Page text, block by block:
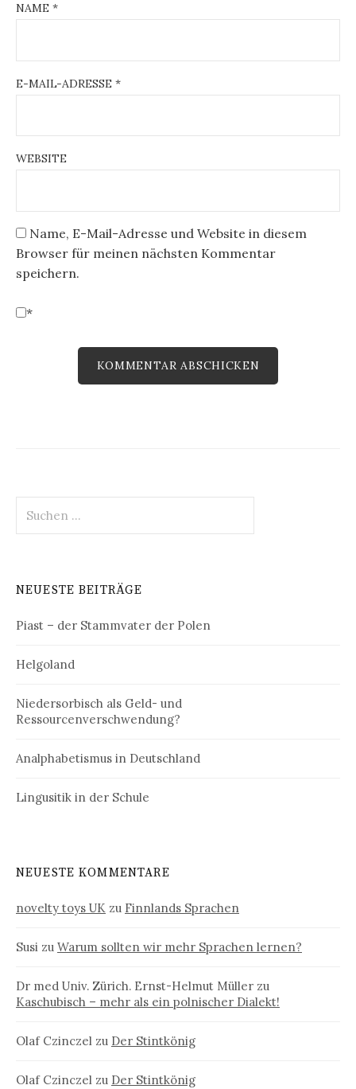
NAME *
E-MAIL-ADRESSE *
WEBSITE
Name, E-Mail-Adresse und Website in diesem
Browser für meinen nächsten Kommentar
speichern.
*
nach:
NEUESTE BEITRÄGE
Piast – der Stammvater der Polen
Helgoland
Niedersorbisch als Geld- und
Ressourcenverschwendung?
Analphabetismus in Deutschland
Lingusitik in der Schule
NEUESTE KOMMENTARE
novelty toys UK zu Finnlands Sprachen
Susi zu Warum sollten wir mehr Sprachen lernen?
Dr med Univ. Zürich. Ernst-Helmut Müller zu
Kaschubisch – mehr als ein polnischer Dialekt!
Olaf Czinczel zu Der Stintkönig
Olaf Czinczel zu Der Stintkönig